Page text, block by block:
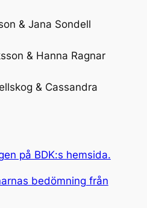
& Jana Sondell
& Hanna Ragnar
& Cassandra
på BDK:s hemsida.
bedömning från